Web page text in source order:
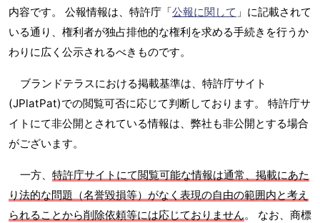
内容です。 公報情報は、特許庁「公報に関して 」に記載されて
いる通り、権利者が独占排他的な権利を求める手続きを行うか
わりに広く公示されるべきものです。
ブランドテラスにおける掲載基準は、特許庁サイト
(JPlatPat)での閲覧可否に応じて判断しております。 特許庁サ
イトにて非公開とされている情報は、弊社も非公開とする場合
がございます。
一方、 特許庁サイトにて閲覧可能な情報は通常、掲載にあた
り法的な問題（名誉毀損等）がなく表現の自由の範囲内と考え
られることから削除依頼等には応じておりません。 なお、商標